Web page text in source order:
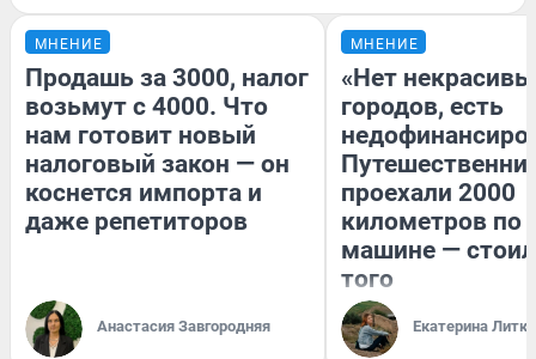
МНЕНИЕ
Продашь за 3000, налог
возьмут с 4000. Что
нам готовит новый
налоговый закон — он
коснется импорта и
даже репетиторов
Анастасия Завгородняя
МНЕНИЕ
«Нет
городов, есть
проехали 2000
километров по
машине —
того
Екатерина